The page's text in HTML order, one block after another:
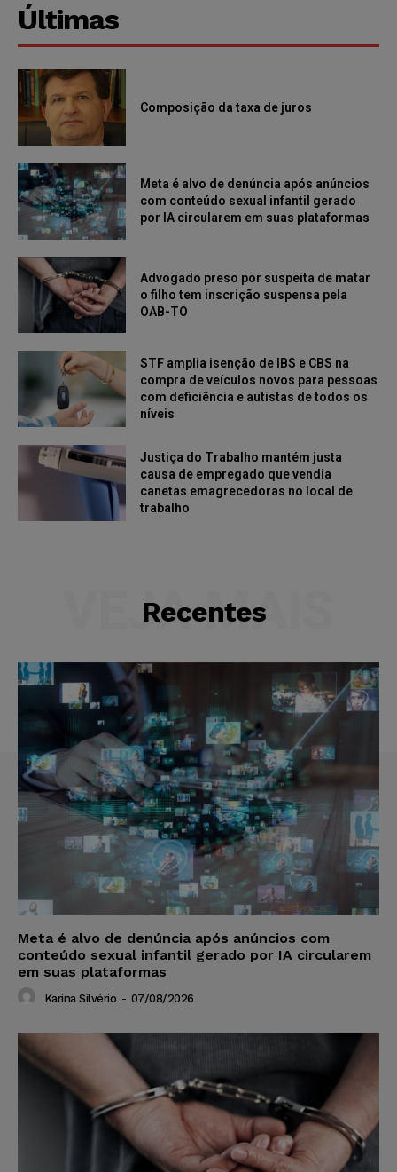
Últimas
Composição da taxa de juros
Meta é alvo de denúncia após anúncios
com conteúdo sexual infantil gerado
por IA circularem em suas plataformas
Advogado preso por suspeita de matar
o filho tem inscrição suspensa pela
OAB-TO
STF amplia isenção de IBS e CBS na
compra de veículos novos para pessoas
com deficiência e autistas de todos os
níveis
Justiça do Trabalho mantém justa
causa de empregado que vendia
canetas emagrecedoras no local de
trabalho
Recentes
VEJA MAIS
Meta é alvo de denúncia após anúncios com
conteúdo sexual infantil gerado por IA circularem
em suas plataformas
Karina Silvério - 07/08/2026